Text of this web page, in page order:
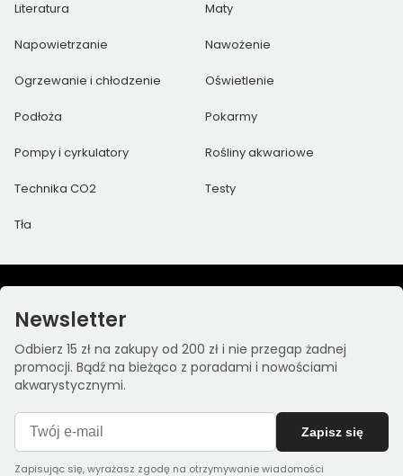
Literatura Maty
Napowietrzanie Nawożenie
Ogrzewanie i chłodzenie Oświetlenie
Podłoża Pokarmy
Pompy i cyrkulatory Rośliny akwariowe
Technika CO2 Testy
Tła
Newsletter
Odbierz 15 zł na zakupy od 200 zł i nie przegap żadnej
promocji. Bądź na bieżąco z poradami i nowościami
akwarystycznymi.
Zapisz się
Zapisując się, wyrażasz zgodę na otrzymywanie wiadomości